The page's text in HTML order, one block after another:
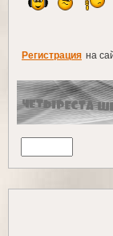
Регистрация на